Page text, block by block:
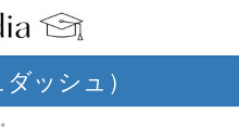
ッシュ）